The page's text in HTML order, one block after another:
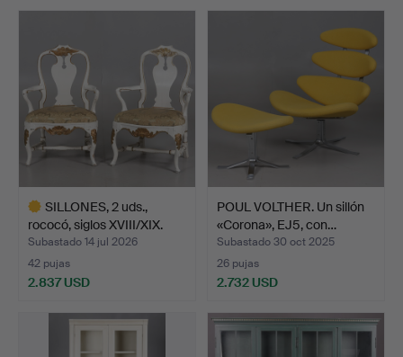
SILLONES, 2 uds.,
rococó, siglos XVIII/XIX.
Subastado 14 jul 2026
42 pujas
2.837 USD
seleccionado
POUL VOLTHER. Un sillón
«Corona», EJ5, con…
Subastado 30 oct 2025
26 pujas
2.732 USD